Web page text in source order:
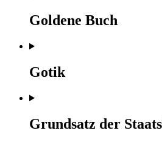
Goldene Buch
Gotik
Grundsatz der